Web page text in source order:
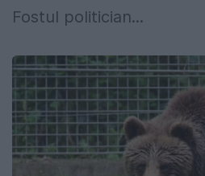
Fostul politician...